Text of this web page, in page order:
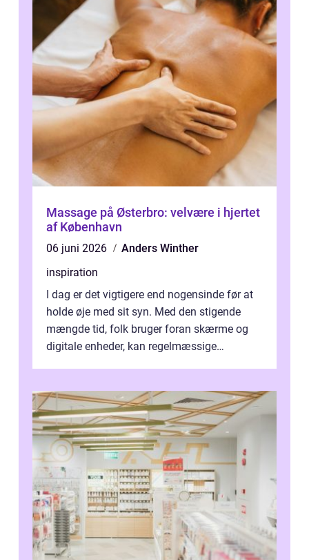
Massage på Østerbro: velvære i hjertet
af København
06 juni 2026
Anders Winther
inspiration
I dag er det vigtigere end nogensinde før at
holde øje med sit syn. Med den stigende
mængde tid, folk bruger foran skærme og
digitale enheder, kan regelmæssige